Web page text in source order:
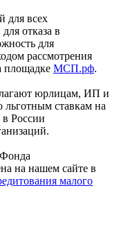
для всех
отказа в
для
рассмотрения
площадке МСП.рф.
юрлицам, ИП и
ставкам на
в России
на нашем сайте в
малого